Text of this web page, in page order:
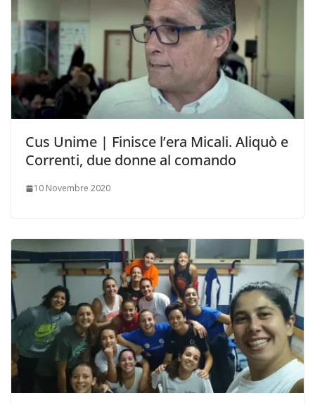
Cus Unime | Finisce l’era Micali. Aliquò e
Correnti, due donne al comando
10 Novembre 2020